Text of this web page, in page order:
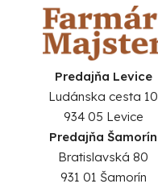
Predajňa Levice
Ludánska cesta 10
934 05 Levice
Predajňa Šamorín
Bratislavská 80
931 01 Šamorín